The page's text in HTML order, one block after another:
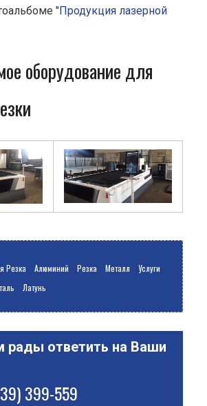
"Продукция лазерной
оборудование для
Резка Алюминий Резка Металл
Услуги
Латунь
ответить на Ваши
399-559